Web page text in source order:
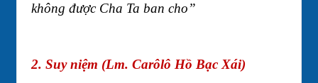
không được Cha Ta ban cho”
2. Suy niệm (Lm. Carôlô Hồ Bạc Xái)